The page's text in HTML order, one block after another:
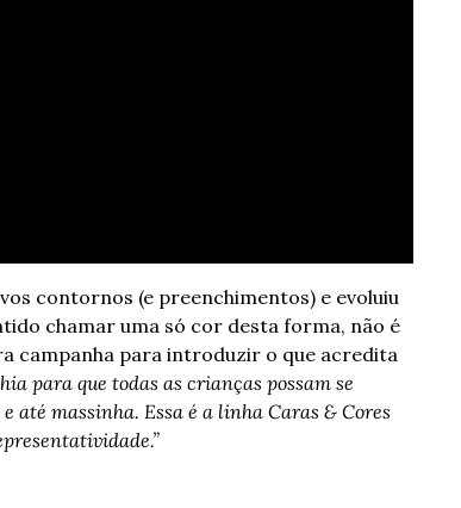
contornos (e preenchimentos) e evoluiu
chamar uma só cor desta forma, não é
campanha para introduzir o que acredita
para que todas as crianças possam se
até massinha. Essa é a linha Caras & Cores